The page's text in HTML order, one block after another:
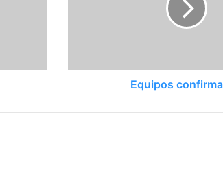
alto de Sudamérica
para el vóley nacionalEquipos